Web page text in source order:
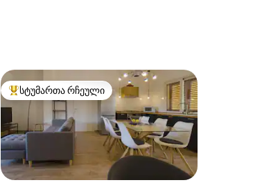
სტუმართა რჩეული მოწინავე ვარიანტი
სტუმართა რჩეული